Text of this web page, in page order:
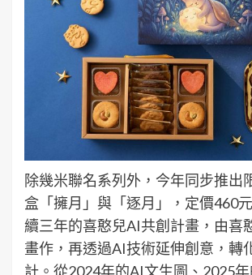
除幾米聯名系列外，今年同步推出
盒「擁月」與「逐月」，定價460
續三年的喜憨兒AI共創計畫，由喜
畫作，再透過AI技術延伸創意，轉
計。從2024年的AI文生圖、2025年